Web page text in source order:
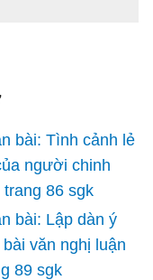
bài: Tình cảnh lẻ
người chinh
trang 86 sgk
bài: Lập dàn ý
văn nghị luận
89 sgk